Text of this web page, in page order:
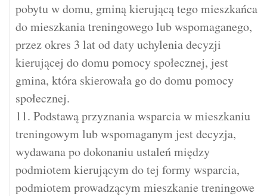
pobytu w domu, gminą kierującą tego mieszkańca
do mieszkania treningowego lub wspomaganego,
przez okres 3 lat od daty uchylenia decyzji
kierującej do domu pomocy społecznej, jest
gmina, która skierowała go do domu pomocy
społecznej.
11. Podstawą przyznania wsparcia w mieszkaniu
treningowym lub wspomaganym jest decyzja,
wydawana po dokonaniu ustaleń między
podmiotem kierującym do tej formy wsparcia,
podmiotem prowadzącym mieszkanie treningowe